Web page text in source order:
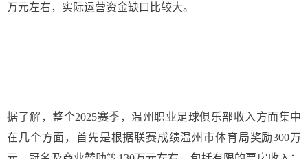
万元左右，实际运营资金缺口比较大。
据了解，整个2025赛季，温州职业足球俱乐部收入方面集中
在几个方面，首先是根据联赛成绩温州市体育局奖励300万